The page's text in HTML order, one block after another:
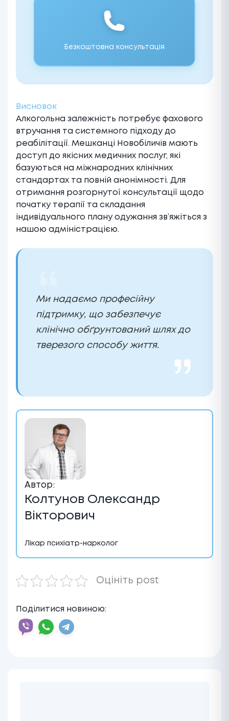
Безкоштовна консультація
Висновок
Алкогольна залежність потребує фахового
втручання та системного підходу до
реабілітації. Мешканці Новобіличів мають
доступ до якісних медичних послуг, які
базуються на міжнародних клінічних
стандартах та повній анонімності. Для
отримання розгорнутої консультації щодо
початку терапії та складання
індивідуального плану одужання зв’яжіться з
нашою адміністрацією.
Ми надаємо професійну
підтримку, що забезпечує
клінічно обґрунтований шлях до
тверезого способу життя.
Автор:
Колтунов Олександр
Вікторович
Лікар психіатр-нарколог
Оцініть post
Поділитися новиною: